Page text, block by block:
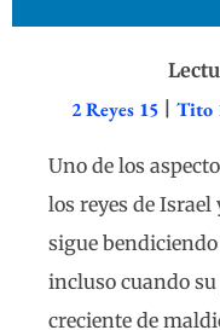
2 Reyes 15| Tito
Uno de los
los reyes de Israel
sigue bendiciendo
incluso cuando
creciente de